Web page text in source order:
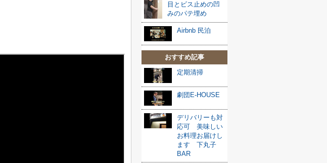
目とビス止めの凹
みのパテ埋め
Airbnb 民泊
おすすめ記事
定期清掃
劇団E-HOUSE
デリバリーも対
応可 美味しい
お料理お届けし
ます 下丸子
BAR